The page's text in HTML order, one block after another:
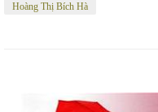
Hoàng Thị Bích Hà